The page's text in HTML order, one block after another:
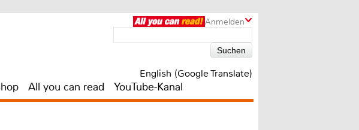
Anmelden
English (Google Translate)
All you can read YouTube-Kanal